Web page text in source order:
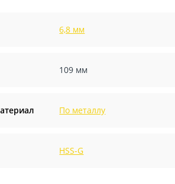
6,8 мм
109 мм
По металлу
HSS-G